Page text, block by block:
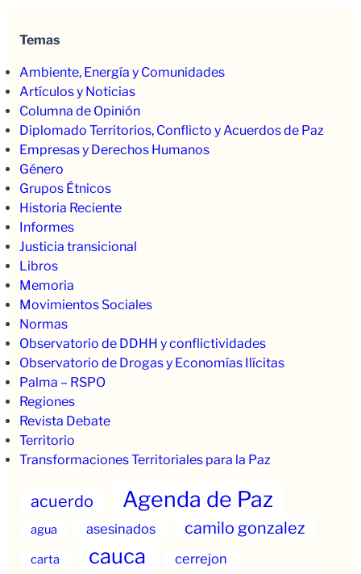
Temas
Ambiente, Energía y Comunidades
Artículos y Noticias
Columna de Opinión
Diplomado Territorios, Conflicto y Acuerdos de Paz
Empresas y Derechos Humanos
Género
Grupos Étnicos
Historia Reciente
Informes
Justicia transicional
Libros
Memoria
Movimientos Sociales
Normas
Observatorio de DDHH y conflictividades
Observatorio de Drogas y Economías Ilícitas
Palma – RSPO
Regiones
Revista Debate
Territorio
Transformaciones Territoriales para la Paz
acuerdo Agenda de Paz
agua asesinados camilo gonzalez
carta cauca cerrejon